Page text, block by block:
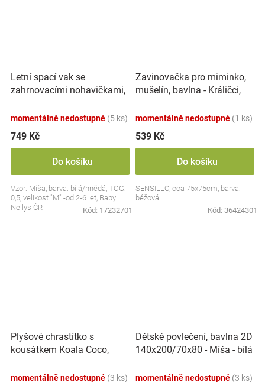
Letní spací vak se
zahrnovacími nohavičkami,
potiskem, M
momentálně nedostupné (5 ks)
749 Kč
Do košíku
Vzor: Míša, barva: bílá/hnědá, TOG:
0,5, velikost "M" -od 2-6 let, Baby
Nellys ČR
Kód: 17232701
Zavinovačka pro miminko,
mušelín, bavlna - Králičci,
momentálně nedostupné (1 ks)
539 Kč
Do košíku
SENSILLO, cca 75x75cm, barva:
béžová
Kód: 36424301
Plyšové chrastítko s
kousátkem Koala Coco,
momentálně nedostupné (3 ks)
Dětské povlečení, bavlna 2D
140x200/70x80 - Míša - bílá
momentálně nedostupné (3 ks)